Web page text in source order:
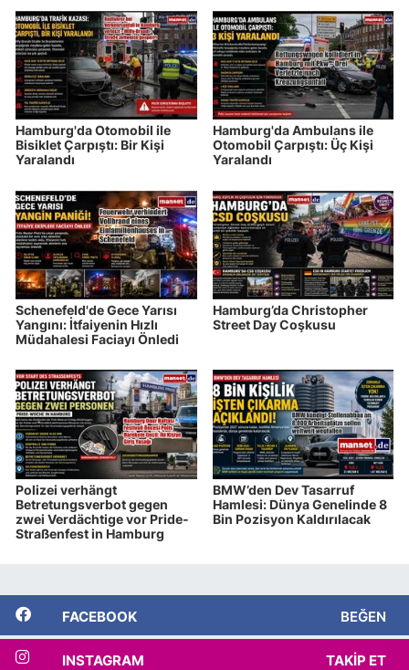
Hamburg'da Otomobil ile
Bisiklet Çarpıştı: Bir Kişi
Yaralandı
Hamburg'da Ambulans ile
Otomobil Çarpıştı: Üç Kişi
Yaralandı
Schenefeld'de Gece Yarısı
Yangını: İtfaiyenin Hızlı
Müdahalesi Faciayı Önledi
Hamburg’da Christopher
Street Day Coşkusu
Polizei verhängt
Betretungsverbot gegen
zwei Verdächtige vor Pride-
Straßenfest in Hamburg
BMW’den Dev Tasarruf
Hamlesi: Dünya Genelinde 8
Bin Pozisyon Kaldırılacak
FACEBOOK BEĞEN
INSTAGRAM TAKIP ET